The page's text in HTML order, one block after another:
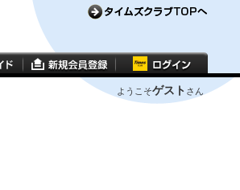
ようこそゲスト さん